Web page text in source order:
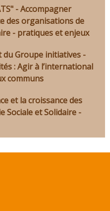
- Accompagner
des organisations de
- pratiques et enjeux
Groupe initiatives -
: Agir à l’international
communs
et la croissance des
Sociale et Solidaire -